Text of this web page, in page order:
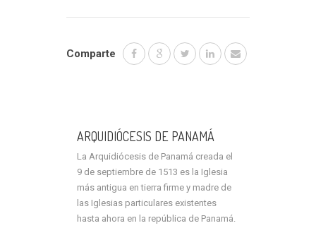
Comparte
ARQUIDIÓCESIS DE PANAMÁ
La Arquidiócesis de Panamá creada el
9 de septiembre de 1513 es la Iglesia
más antigua en tierra firme y madre de
las Iglesias particulares existentes
hasta ahora en la república de Panamá.